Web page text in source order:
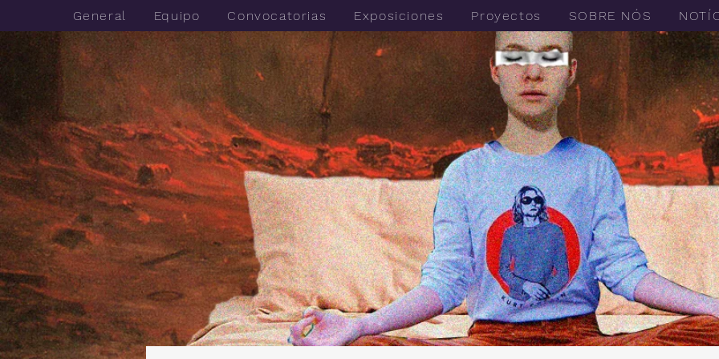
General Equipo Convocatorias Exposiciones Proyectos SOBRE NÓS